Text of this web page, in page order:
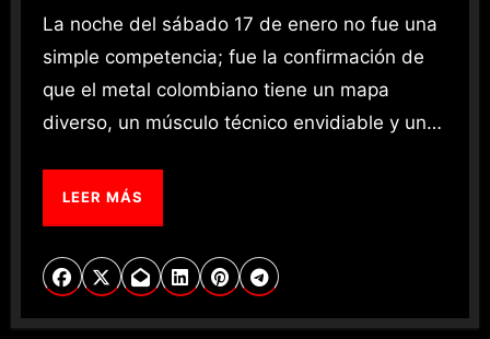
La noche del sábado 17 de enero no fue una
simple competencia; fue la confirmación de
que el metal colombiano tiene un mapa
diverso, un músculo técnico envidiable y un…
LEER MÁS